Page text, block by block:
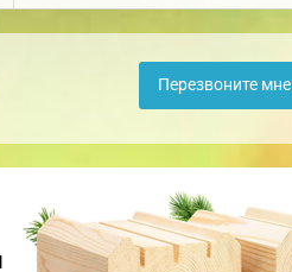
Перезвоните мне